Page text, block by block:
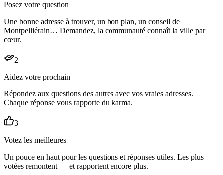
Posez votre question
Une bonne adresse à trouver, un bon plan, un conseil de
Montpelliérain… Demandez, la communauté connaît la ville par
cœur.
2
Aidez votre prochain
Répondez aux questions des autres avec vos vraies adresses.
Chaque réponse vous rapporte du karma.
3
Votez les meilleures
Un pouce en haut pour les questions et réponses utiles. Les plus
votées remontent — et rapportent encore plus.